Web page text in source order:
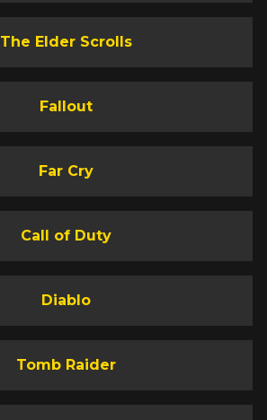
The Elder Scrolls
Fallout
Far Cry
Call of Duty
Diablo
Tomb Raider